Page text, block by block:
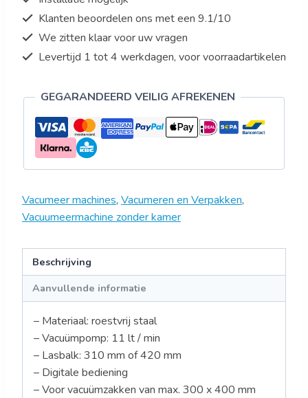
aantal
Klanten beoordelen ons met een 9.1/10
We zitten klaar voor uw vragen
Levertijd 1 tot 4 werkdagen, voor voorraadartikelen
GEGARANDEERD VEILIG AFREKENEN
Vacumeer machines, Vacumeren en Verpakken,
Vacuumeermachine zonder kamer
Beschrijving
Aanvullende informatie
– Materiaal: roestvrij staal
– Vacuümpomp: 11 lt / min
– Lasbalk: 310 mm of 420 mm
– Digitale bediening
– Voor vacuümzakken van max. 300 x 400 mm